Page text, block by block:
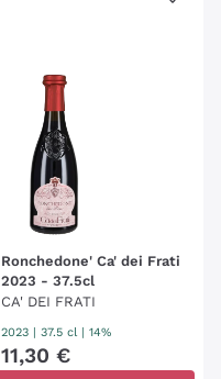
Ronchedone' Ca' dei Frati
2023 - 37.5cl
CA' DEI FRATI
2023 | 37.5 cl | 14%
11,30 €